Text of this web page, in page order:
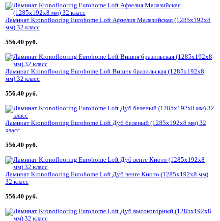
Ламинат Kronoflooring Eurohome Loft Афзелия Малазийская (1285x192x8
мм) 32 класс
556.40 руб.
Ламинат Kronoflooring Eurohome Loft Вишня бразильская (1285x192x8
мм) 32 класс
556.40 руб.
Ламинат Kronoflooring Eurohome Loft Дуб беленый (1285x192x8 мм) 32
класс
556.40 руб.
Ламинат Kronoflooring Eurohome Loft Дуб венге Киото (1285x192x8 мм)
32 класс
556.40 руб.